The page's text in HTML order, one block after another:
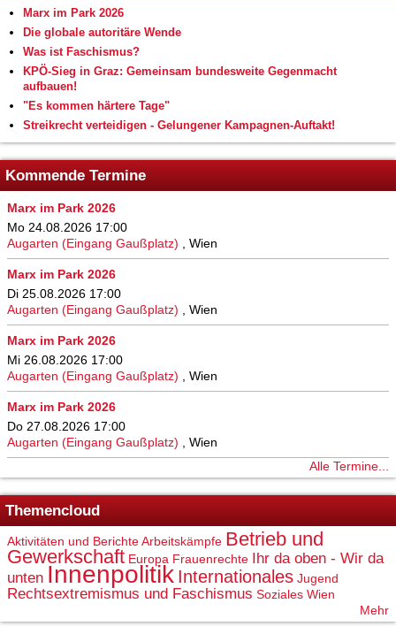
Marx im Park 2026
Die globale autoritäre Wende
Was ist Faschismus?
KPÖ-Sieg in Graz: Gemeinsam bundesweite Gegenmacht
aufbauen!
"Es kommen härtere Tage"
Streikrecht verteidigen - Gelungener Kampagnen-Auftakt!
Kommende Termine
Marx im Park 2026
Mo 24.08.2026 17:00
Augarten (Eingang Gaußplatz)
Wien
Marx im Park 2026
Di 25.08.2026 17:00
Augarten (Eingang Gaußplatz)
Wien
Marx im Park 2026
Mi 26.08.2026 17:00
Augarten (Eingang Gaußplatz)
Wien
Marx im Park 2026
Do 27.08.2026 17:00
Augarten (Eingang Gaußplatz)
Wien
Alle Termine...
Themencloud
Aktivitäten und BerichteArbeitskämpfe Betrieb und
Gewerkschaft Europa Frauenrechte Ihr da oben - Wir da
unten Innenpolitik Internationales Jugend
Rechtsextremismus und Faschismus Soziales Wien
Mehr